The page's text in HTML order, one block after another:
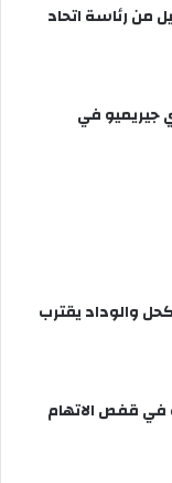
من رئاسة اتحاد
جيريميو في
والوداد يقترب
في قفص الاتهام